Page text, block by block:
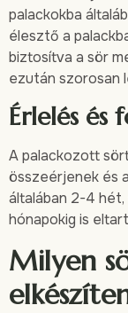
palackokba
élesztő a
biztosítva a sör
ezután szorosan
Érlelés és
A palackozott
összeérjenek és
általában 2-4
hónapokig is
Milyen